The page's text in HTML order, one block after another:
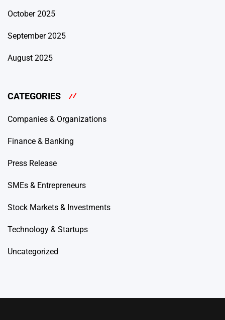
October 2025
September 2025
August 2025
CATEGORIES
Companies & Organizations
Finance & Banking
Press Release
SMEs & Entrepreneurs
Stock Markets & Investments
Technology & Startups
Uncategorized